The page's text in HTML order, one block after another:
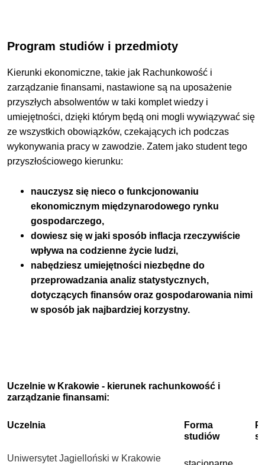
Program studiów i przedmioty
Kierunki ekonomiczne, takie jak Rachunkowość i
zarządzanie finansami, nastawione są na uposażenie
przyszłych absolwentów w taki komplet wiedzy i
umiejętności, dzięki którym będą oni mogli wywiązywać się
ze wszystkich obowiązków, czekających ich podczas
wykonywania pracy w zawodzie. Zatem jako student tego
przyszłościowego kierunku:
nauczysz się nieco o funkcjonowaniu
ekonomicznym międzynarodowego rynku
gospodarczego,
dowiesz się w jaki sposób inflacja rzeczywiście
wpływa na codzienne życie ludzi,
nabędziesz umiejętności niezbędne do
przeprowadzania analiz statystycznych,
dotyczących finansów oraz gospodarowania nimi
w sposób jak najbardziej korzystny.
Uczelnie w Krakowie - kierunek rachunkowość i
zarządzanie finansami:
Uczelnia
Forma
studiów
Uniwersytet Jagielloński w Krakowie